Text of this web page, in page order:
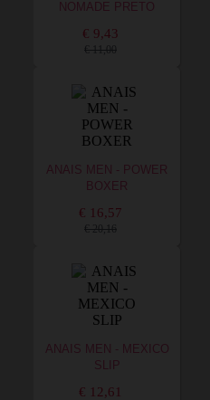
NOMADE PRETO
€ 9,43
€ 11,00
ANAIS MEN - POWER
BOXER
€ 16,57
€ 20,16
ANAIS MEN - MEXICO
SLIP
€ 12,61